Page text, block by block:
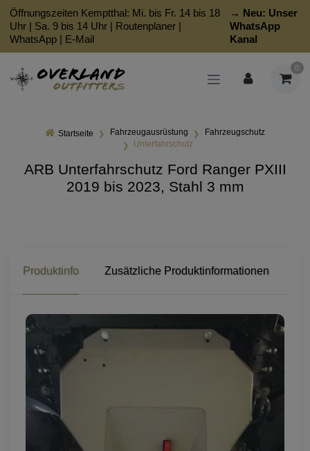
Öffnungszeiten Kemptthal: Mi. bis Fr. 14 bis 18
Uhr | Sa. 9 bis 14 Uhr | Routenplaner |
WhatsApp | E-Mail
→ Neu: Unser
WhatsApp
Kanal
0
Startseite Fahrzeugausrüstung
Fahrzeugschutz
Unterfahrschutz
ARB Unterfahrschutz Ford Ranger PXIII
2019 bis 2023, Stahl 3 mm
Produktinfo Zusätzliche Produktinformationen